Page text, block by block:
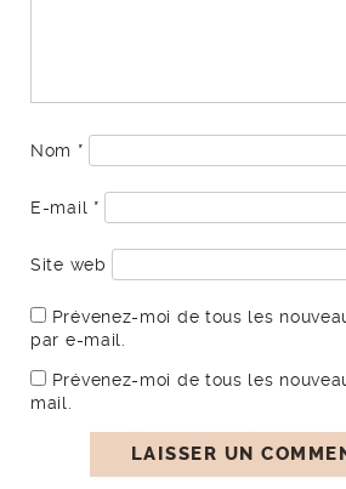
Nom *
E-mail *
Site web
Prévenez-moi de tous les
par e-mail.
Prévenez-moi de tous les
mail.